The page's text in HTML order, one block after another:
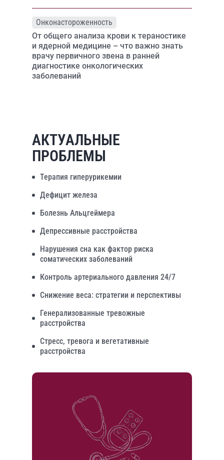
Онконастороженность
От общего анализа крови к тераностике
и ядерной медицине – что важно знать
врачу первичного звена в ранней
диагностике онкологических
заболеваний
АКТУАЛЬНЫЕ
ПРОБЛЕМЫ
Терапия гиперурикемии
Дефицит железа
Болезнь Альцгеймера
Депрессивные расстройства
Нарушения сна как фактор риска
соматических заболеваний
Контроль артериального давления 24/7
Снижение веса: стратегии и перспективы
Генерализованные тревожные
расстройства
Стресс, тревога и вегетативные
расстройства